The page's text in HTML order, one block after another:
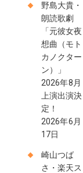
野島大貴・
朗読歌劇
「元彼女夜
想曲（モト
カノクター
ン）」
2026年8月
上演出演決
定！
2026年6月
17日
崎山つば
さ・楽天ス